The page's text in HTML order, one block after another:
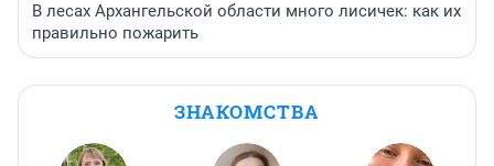
В лесах Архангельской области много лисичек: как их
правильно пожарить
ЗНАКОМСТВА